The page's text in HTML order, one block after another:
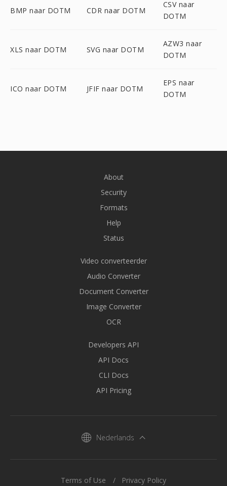
BMP naar DOTM CDR naar DOTM
CSV naar
DOTM
XLS naar DOTM SVG naar DOTM
AZW3 naar
DOTM
ICO naar DOTM JFIF naar DOTM
EPS naar
DOTM
About
Security
Formats
Help
Status
Video converteerder
Audio Converter
Document Converter
Image Converter
OCR
Developers API
API Docs
CLI Docs
API Pricing
Nederlands
Terms of Use Privacy Policy